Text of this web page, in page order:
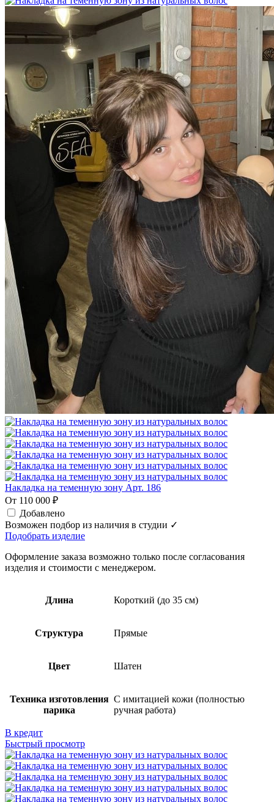
Накладка на теменную зону Арт. 186
От 110 000 ₽
Добавлено
Возможен подбор из наличия в студии ✓
Подобрать изделие
Оформление заказа возможно только после согласования
изделия и стоимости с менеджером.
Длина Короткий (до 35 см)
Структура Прямые
Цвет Шатен
Техника изготовления
парика
С имитацией кожи (полностью
ручная работа)
В кредит
Быстрый просмотр